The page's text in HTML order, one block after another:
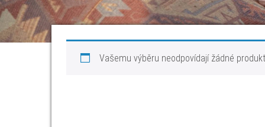
Vašemu výběru neodpovídají žádné